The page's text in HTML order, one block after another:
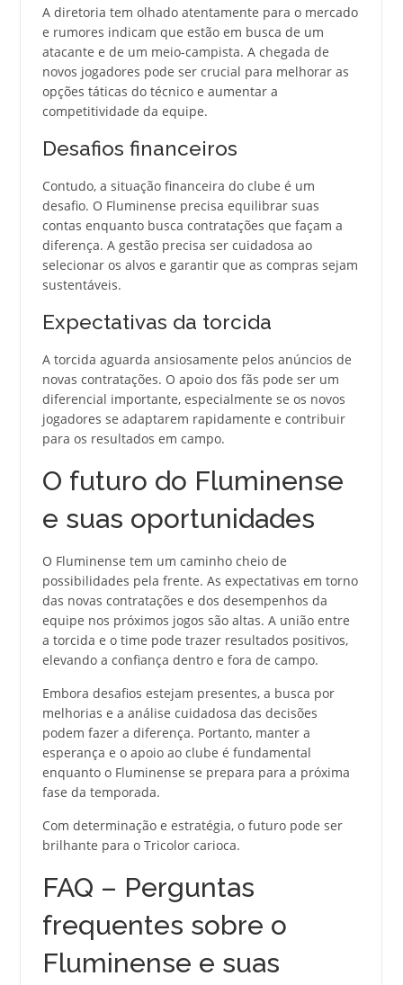
A diretoria tem olhado atentamente para o mercado
e rumores indicam que estão em busca de um
atacante e de um meio-campista. A chegada de
novos jogadores pode ser crucial para melhorar as
opções táticas do técnico e aumentar a
competitividade da equipe.
Desafios financeiros
Contudo, a situação financeira do clube é um
desafio. O Fluminense precisa equilibrar suas
contas enquanto busca contratações que façam a
diferença. A gestão precisa ser cuidadosa ao
selecionar os alvos e garantir que as compras sejam
sustentáveis.
Expectativas da torcida
A torcida aguarda ansiosamente pelos anúncios de
novas contratações. O apoio dos fãs pode ser um
diferencial importante, especialmente se os novos
jogadores se adaptarem rapidamente e contribuir
para os resultados em campo.
O futuro do Fluminense
e suas oportunidades
O Fluminense tem um caminho cheio de
possibilidades pela frente. As expectativas em torno
das novas contratações e dos desempenhos da
equipe nos próximos jogos são altas. A união entre
a torcida e o time pode trazer resultados positivos,
elevando a confiança dentro e fora de campo.
Embora desafios estejam presentes, a busca por
melhorias e a análise cuidadosa das decisões
podem fazer a diferença. Portanto, manter a
esperança e o apoio ao clube é fundamental
enquanto o Fluminense se prepara para a próxima
fase da temporada.
Com determinação e estratégia, o futuro pode ser
brilhante para o Tricolor carioca.
FAQ – Perguntas
frequentes sobre o
Fluminense e suas